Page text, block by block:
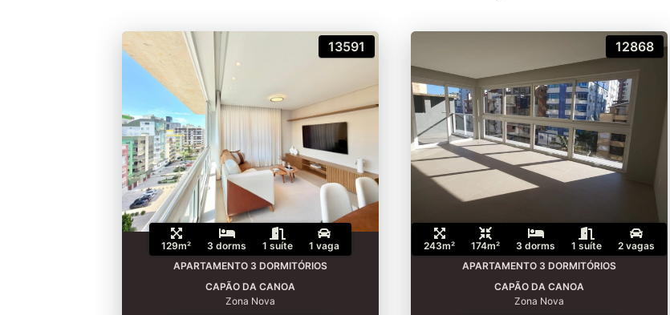
13591
129m² 3 dorms 1 suíte
1 vaga
APARTAMENTO 3 DORMITÓRIOS
CAPÃO DA CANOA
Zona Nova
12868
243m² 174m² 3 dorms 1 suíte
2 vagas
APARTAMENTO 3 DORMITÓRIOS
CAPÃO DA CANOA
Zona Nova